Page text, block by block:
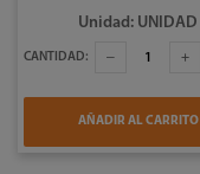
Unidad: UNIDAD
CANTIDAD:
AÑADIR AL CARRITO